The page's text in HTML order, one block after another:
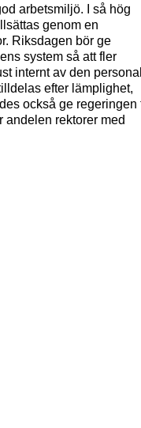
arbetsmiljö. I så hög
genom en
Riksdagen bör ge
system så att fler
internt av den
efter lämplighet,
också ge regeringen
andelen rektorer med